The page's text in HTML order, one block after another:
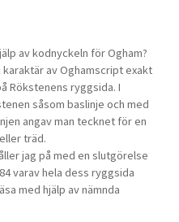
av kodnyckeln för Ogham?
av Oghamscript exakt
Rökstenens ryggsida. I
såsom baslinje och med
angav man tecknet för en
träd.
jag på med en slutgörelse
varav hela dess ryggsida
med hjälp av nämnda